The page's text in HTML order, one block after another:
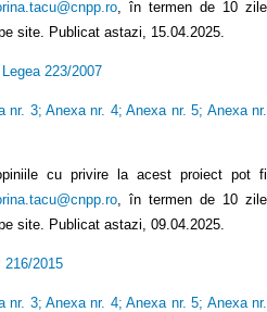
, în termen de 10 zile
site. Publicat astazi, 15.04.2025.
223/2007
nr. 3;Anexa nr. 4;Anexa nr. 5; Anexa nr.
cu privire la acest proiect pot fi
, în termen de 10 zile
site. Publicat astazi, 09.04.2025.
216/2015
nr. 3;Anexa nr. 4;Anexa nr. 5; Anexa nr.